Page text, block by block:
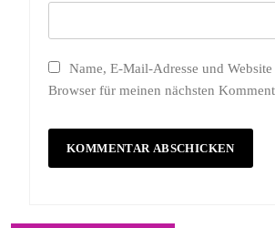
Name, E-Mail-Adresse und
Browser für meinen nächsten